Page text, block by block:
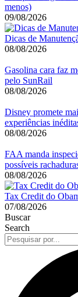
menos)
09/08/2026
Dicas de
08/08/2026
Gasolina cara faz
pelo SunRail
08/08/2026
Disney promete
experiências
08/08/2026
FAA manda
possíveis
08/08/2026
Tax Credit do
07/08/2026
Buscar
Search